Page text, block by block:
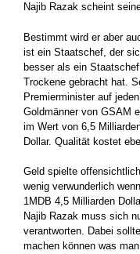
Najib Razak scheint
Bestimmt wird er aber
ist ein Staatschef, der
besser als ein
Trockene gebracht hat.
Premierminister auf
Goldmänner von GSAM
im Wert von 6,5
Dollar. Qualität kostet
Geld spielte
wenig verwunderlich
1MDB 4,5 Milliarden
Najib Razak muss sich
verantworten. Dabei
machen können was